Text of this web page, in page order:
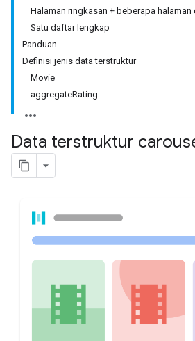
Halaman ringkasan + beberapa
Satu daftar lengkap
Panduan
Definisi jenis data terstruktur
Movie
aggregateRating
Data terstruktur